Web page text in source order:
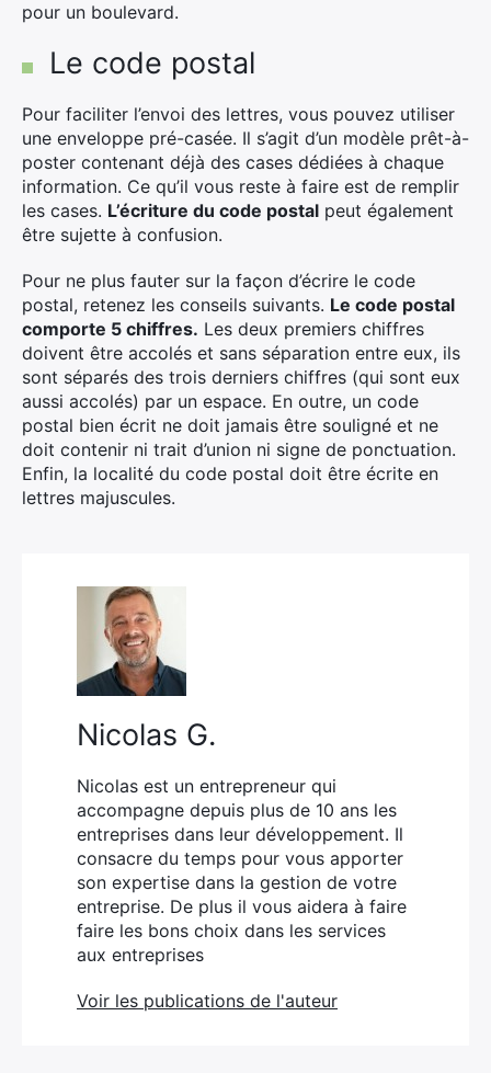
pour un boulevard.
Le code postal
Pour faciliter l’envoi des lettres, vous pouvez utiliser
une enveloppe pré-casée. Il s’agit d’un modèle prêt-à-
poster contenant déjà des cases dédiées à chaque
information. Ce qu’il vous reste à faire est de remplir
les cases. L’écriture du code postal peut également
être sujette à confusion.
Pour ne plus fauter sur la façon d’écrire le code
postal, retenez les conseils suivants. Le code postal
comporte 5 chiffres. Les deux premiers chiffres
doivent être accolés et sans séparation entre eux, ils
sont séparés des trois derniers chiffres (qui sont eux
aussi accolés) par un espace. En outre, un code
postal bien écrit ne doit jamais être souligné et ne
doit contenir ni trait d’union ni signe de ponctuation.
Enfin, la localité du code postal doit être écrite en
lettres majuscules.
Nicolas G.
Nicolas est un entrepreneur qui
accompagne depuis plus de 10 ans les
entreprises dans leur développement. Il
consacre du temps pour vous apporter
son expertise dans la gestion de votre
entreprise. De plus il vous aidera à faire
faire les bons choix dans les services
aux entreprises
Voir les publications de l'auteur